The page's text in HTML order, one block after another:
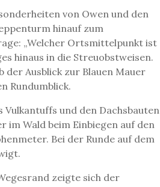
von Owen und den
hinauf zum
„Welcher Ortsmittelpunkt ist
hinaus in die Streuobstweisen.
Ausblick zur Blauen Mauer
Rundumblick.
und den Dachsbauten
im Wald beim Einbiegen auf den
Bei der Runde auf dem
zeigte sich der